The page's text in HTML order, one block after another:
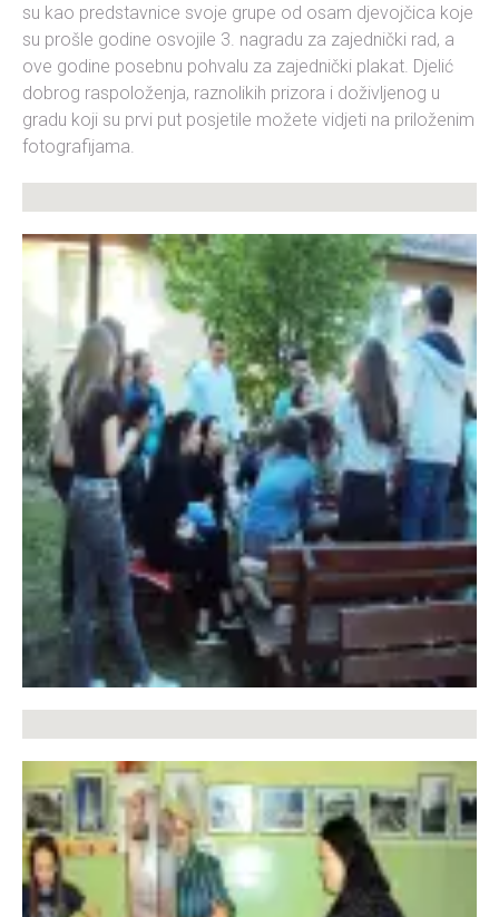
su kao predstavnice svoje grupe od osam djevojčica koje
su prošle godine osvojile 3. nagradu za zajednički rad, a
ove godine posebnu pohvalu za zajednički plakat. Djelić
dobrog raspoloženja, raznolikih prizora i doživljenog u
gradu koji su prvi put posjetile možete vidjeti na priloženim
fotografijama.